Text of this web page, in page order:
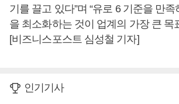
기를 끌고 있다”며 “유로 6 기준을 만
을 최소화하는 것이 업계의 가장 큰 목
[비즈니스포스트 심성철 기자]
인기기사